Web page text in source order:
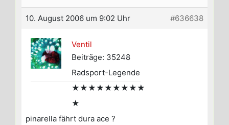
10. August 2006 um 9:02 Uhr #636638
Ventil
Beiträge: 35248
Radsport-Legende
★★★★★★★★★
★
pinarella fährt dura ace ?